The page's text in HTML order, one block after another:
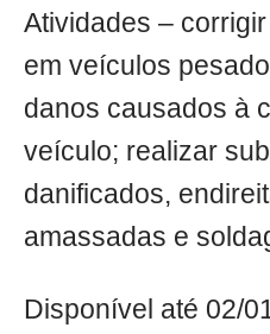
Atividades –
em veículos
danos causados à
veículo; realizar
danificados,
amassadas e
Disponível até 02/